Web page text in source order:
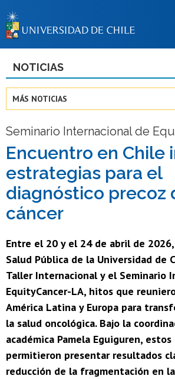
BIBLIOTECAS
Estudiantes
Académicas/os
Funcionarias/os
Egresadas/os
NOTICIAS
MÁS NOTICIAS
Seminario Internacional de
Encuentro en Chile
estrategias para el
diagnóstico precoz
cáncer
Entre el 20 y el 24 de abril de
Salud Pública de la Universidad de
Taller Internacional y el Seminario
EquityCancer-LA, hitos que
América Latina y Europa para
la salud oncológica. Bajo la
académica Pamela Eguiguren,
permitieron presentar resultados
reducción de la fragmentación en